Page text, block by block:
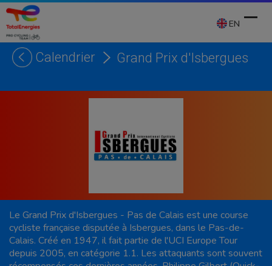
Skip
content
EN
Calendrier Grand Prix d'Isbergues
Le Grand Prix d'Isbergues - Pas de Calais est une course
cycliste française disputée à Isbergues, dans le Pas-de-
Calais. Créé en 1947, il fait partie de l'UCI Europe Tour
depuis 2005, en catégorie 1.1. Les attaquants sont souvent